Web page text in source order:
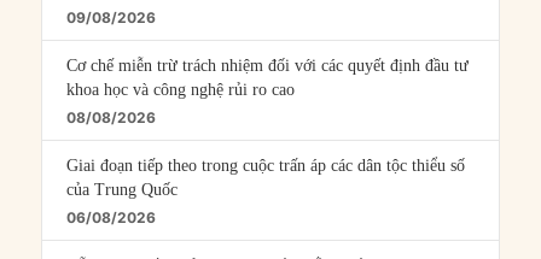
09/08/2026
Cơ chế miễn trừ trách nhiệm đối với các quyết định đầu tư
khoa học và công nghệ rủi ro cao
08/08/2026
Giai đoạn tiếp theo trong cuộc trấn áp các dân tộc thiểu số
của Trung Quốc
06/08/2026